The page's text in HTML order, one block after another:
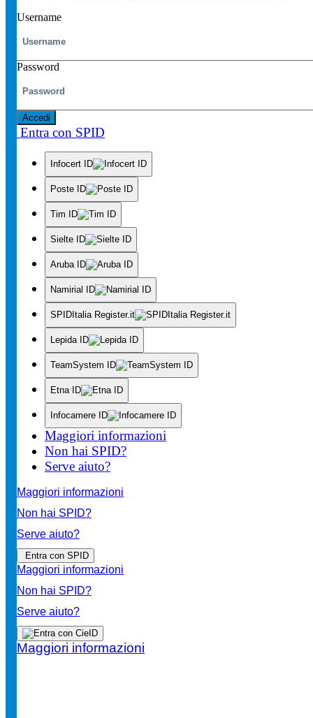
Username
Password
Accedi
Entra con SPID
Infocert ID
Poste ID
Tim ID
Sielte ID
Aruba ID
Namirial ID
SPIDItalia Register.it
Lepida ID
TeamSystem ID
Etna ID
Infocamere ID
Maggiori informazioni
Non hai SPID?
Serve aiuto?
Maggiori informazioni
Non hai SPID?
Serve aiuto?
Entra con SPID
Maggiori informazioni
Non hai SPID?
Serve aiuto?
Maggiori informazioni